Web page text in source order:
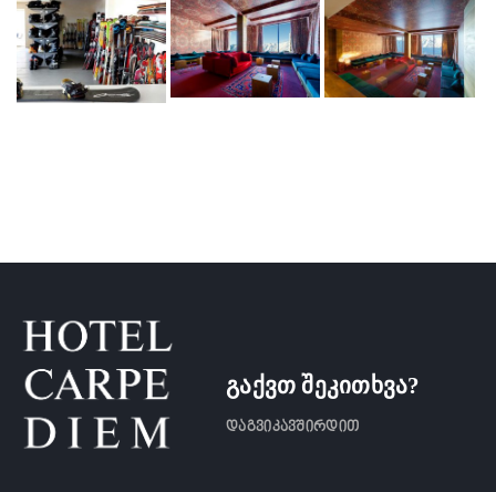
გაქვთ შეკითხვა?
დაგვიკავშირდით